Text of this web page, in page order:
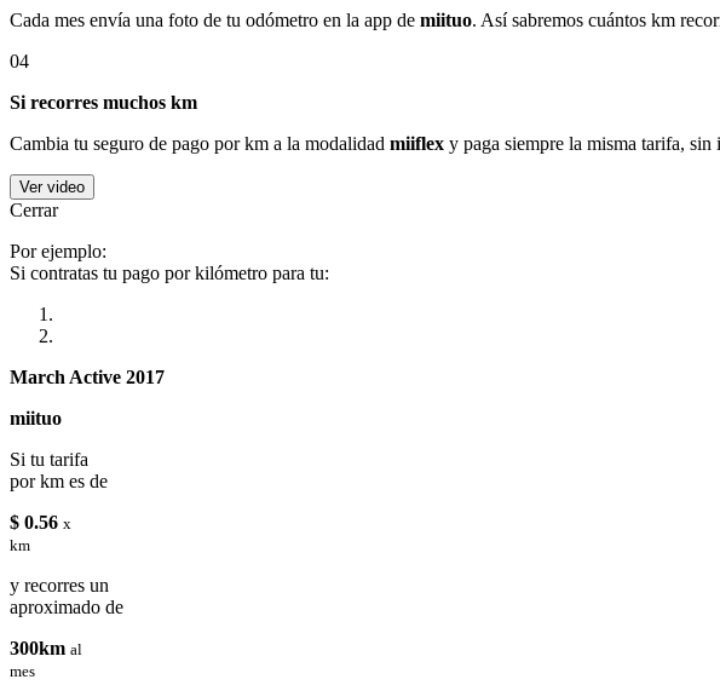
Cada mes envía una foto de tu odómetro en la app de miituo. Así sabremos cuántos km
04
Si recorres muchos km
Cambia tu seguro de pago por km a la modalidad miiflex y paga siempre la misma tarifa, sin
Ver video
Cerrar
Por ejemplo:
Si contratas tu pago por kilómetro para tu:
March Active 2017
miituo
Si tu tarifa
por km es de
$ 0.56 x
km
y recorres un
aproximado de
300km al
mes